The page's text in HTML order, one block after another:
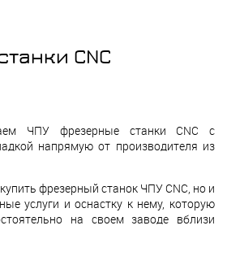
CNC
ЧПУ фрезерные станки CNC с
напрямую от производителя из
фрезерный станок ЧПУ CNC, но и
услуги и оснастку к нему, которую
на своем заводе вблизи